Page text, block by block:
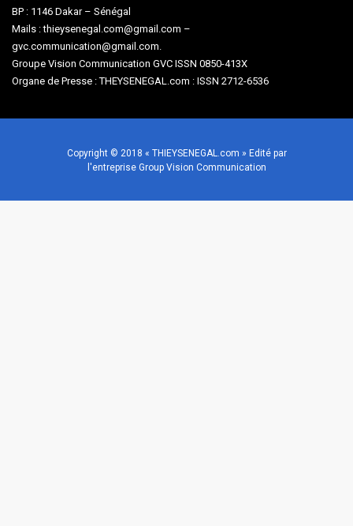
BP : 1146 Dakar – Sénégal
Mails : thieysenegal.com@gmail.com –
gvc.communication@gmail.com.
Groupe Vision Communication GVC ISSN 0850-413X
Organe de Presse : THEYSENEGAL.com : ISSN 2712-6536
Copyright © 2018 « THIEYSENEGAL.com » Edité par
l'entreprise Group Vision Communication